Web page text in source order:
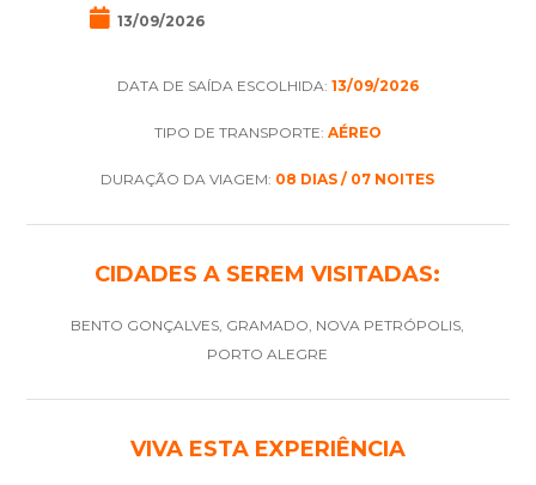
13/09/2026
DATA DE SAÍDA ESCOLHIDA: 13/09/2026
TIPO DE TRANSPORTE: AÉREO
DURAÇÃO DA VIAGEM: 08 DIAS / 07 NOITES
CIDADES A SEREM VISITADAS:
BENTO GONÇALVES, GRAMADO, NOVA PETRÓPOLIS,
PORTO ALEGRE
VIVA ESTA EXPERIÊNCIA